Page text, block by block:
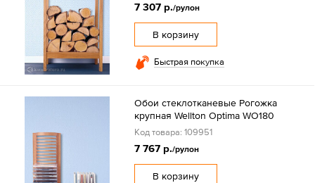
7 307 р./рулон
В корзину
Быстрая покупка
Обои стеклотканевые Рогожка
крупная Wellton Optima WO180
Код товара: 109951
7 767 р./рулон
В корзину